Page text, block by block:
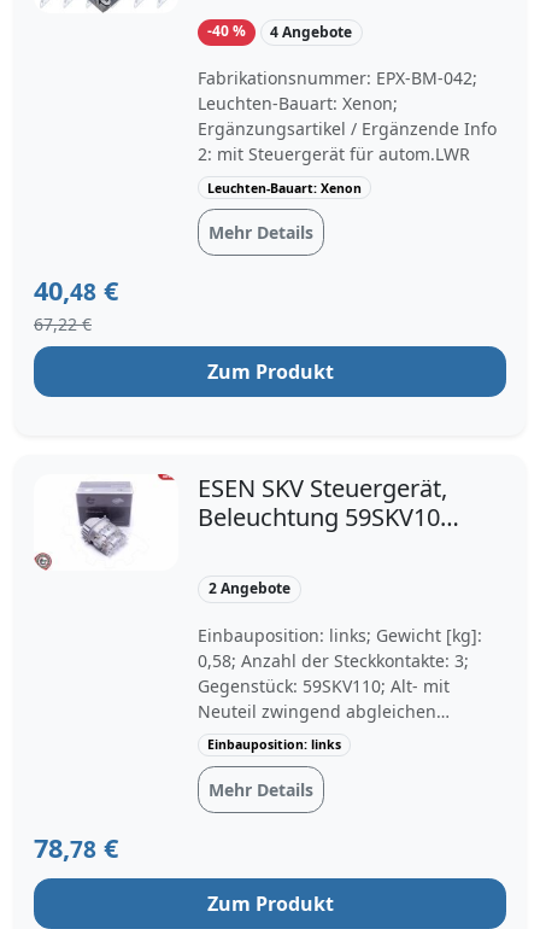
Xenon für BMW 6934171
6934836 7189312
-40 % 4 Angebote
Fabrikationsnummer: EPX-BM-042;
Leuchten-Bauart: Xenon;
Ergänzungsartikel / Ergänzende Info
2: mit Steuergerät für autom.LWR
Leuchten-Bauart: Xenon
Mehr Details
40,48 €
67,22 €
Zum Produkt
ESEN SKV Steuergerät,
Beleuchtung 59SKV109
7245813 63127245813
2 Angebote
Einbauposition: links; Gewicht [kg]:
0,58; Anzahl der Steckkontakte: 3;
Gegenstück: 59SKV110; Alt- mit
Neuteil zwingend abgleichen
(insbesondere OE-Nr.):
Einbauposition: links
Mehr Details
78,78 €
Zum Produkt